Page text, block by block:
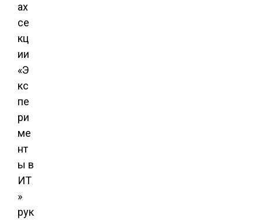
ах
се
кц
ии
«Э
кс
пе
ри
ме
нт
ы в
ИТ
»
рук